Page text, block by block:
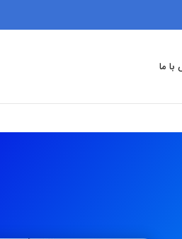
ما